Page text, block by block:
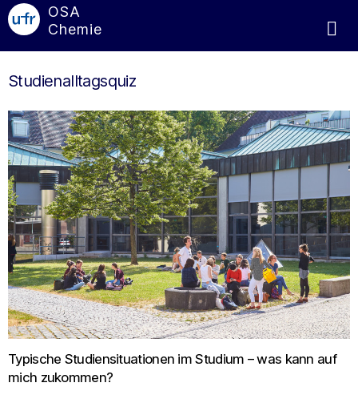
OSA
Chemie
Studienalltagsquiz
Typische Studiensituationen im Studium – was kann auf
mich zukommen?